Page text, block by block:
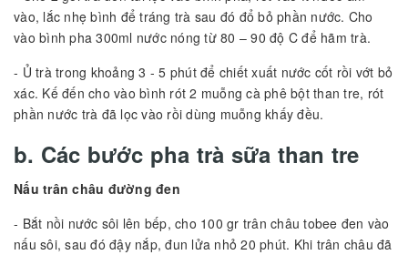
vào, lắc nhẹ bình để tráng trà sau đó đổ bỏ phần nước. Cho
vào bình pha 300ml nước nóng từ 80 – 90 độ C để hãm trà.
- Ủ trà trong khoảng 3 - 5 phút để chiết xuất nước cốt rồi vớt bỏ
xác. Kế đến cho vào bình rót 2 muỗng cà phê bột than tre, rót
phần nước trà đã lọc vào rồi dùng muỗng khấy đều.
b. Các bước pha trà sữa than tre
Nấu trân châu đường đen
- Bắt nồi nước sôi lên bếp, cho 100 gr trân châu tobee đen vào
nấu sôi, sau đó đậy nắp, đun lửa nhỏ 20 phút. Khi trân châu đã